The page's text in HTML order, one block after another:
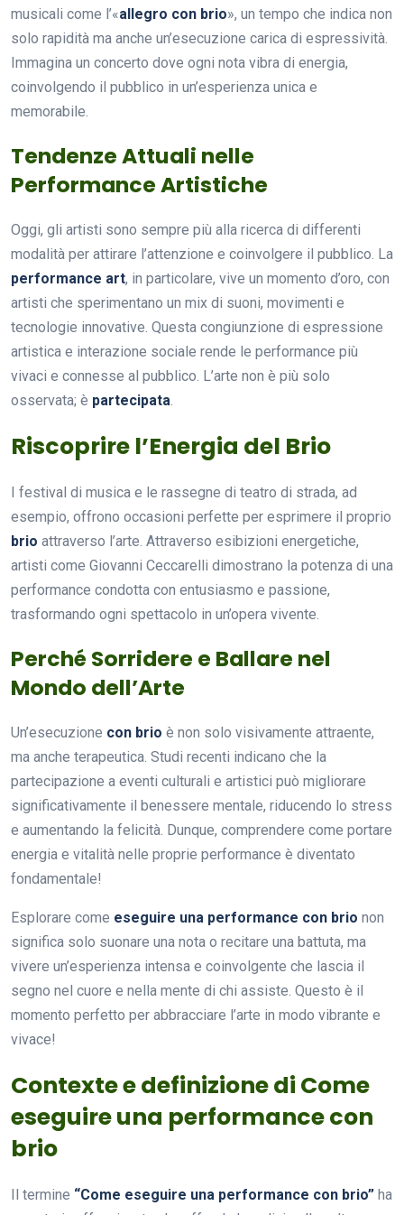
musicali come l’«allegro con brio», un tempo che indica non
solo rapidità ma anche un’esecuzione carica di espressività.
Immagina un concerto dove ogni nota vibra di energia,
coinvolgendo il pubblico in un’esperienza unica e
memorabile.
Tendenze Attuali nelle
Performance Artistiche
Oggi, gli artisti sono sempre più alla ricerca di differenti
modalità per attirare l’attenzione e coinvolgere il pubblico. La
performance art, in particolare, vive un momento d’oro, con
artisti che sperimentano un mix di suoni, movimenti e
tecnologie innovative. Questa congiunzione di espressione
artistica e interazione sociale rende le performance più
vivaci e connesse al pubblico. L’arte non è più solo
osservata; è partecipata.
Riscoprire l’Energia del Brio
I festival di musica e le rassegne di teatro di strada, ad
esempio, offrono occasioni perfette per esprimere il proprio
brio attraverso l’arte. Attraverso esibizioni energetiche,
artisti come Giovanni Ceccarelli dimostrano la potenza di una
performance condotta con entusiasmo e passione,
trasformando ogni spettacolo in un’opera vivente.
Perché Sorridere e Ballare nel
Mondo dell’Arte
Un’esecuzione con brio è non solo visivamente attraente,
ma anche terapeutica. Studi recenti indicano che la
partecipazione a eventi culturali e artistici può migliorare
significativamente il benessere mentale, riducendo lo stress
e aumentando la felicità. Dunque, comprendere come portare
energia e vitalità nelle proprie performance è diventato
fondamentale!
Esplorare come eseguire una performance con brio non
significa solo suonare una nota o recitare una battuta, ma
vivere un’esperienza intensa e coinvolgente che lascia il
segno nel cuore e nella mente di chi assiste. Questo è il
momento perfetto per abbracciare l’arte in modo vibrante e
vivace!
Contexte e definizione di Come
eseguire una performance con
brio
Il termine “Come eseguire una performance con brio” ha